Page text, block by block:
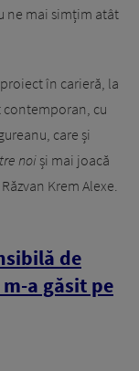
ne mai simțim atât
în carieră, la
contemporan, cu
care și
noiși mai joacă
Krem Alexe.
de
a găsit pe